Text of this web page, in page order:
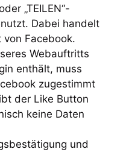
„TEILEN“-
Dabei handelt
Facebook.
Webauftritts
enthält, muss
zugestimmt
der Like Button
keine Daten
und